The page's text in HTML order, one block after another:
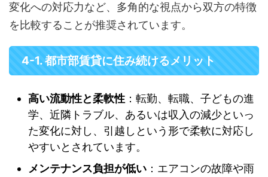
変化への対応力など、多角的な視点から双方の特徴
を比較することが推奨されています。
4-1. 都市部賃貸に住み続けるメリット
高い流動性と柔軟性 ：転勤、転職、子どもの進
学、近隣トラブル、あるいは収入の減少といっ
た変化に対し、引越しという形で柔軟に対応し
やすいとされています。
メンテナンス負担が低い ：エアコンの故障や雨